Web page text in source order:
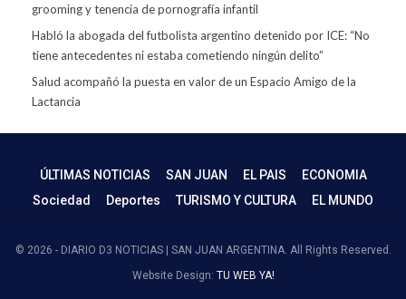
grooming y tenencia de pornografía infantil
Habló la abogada del futbolista argentino detenido por ICE: “No
tiene antecedentes ni estaba cometiendo ningún delito”
Salud acompañó la puesta en valor de un Espacio Amigo de la
Lactancia
ÚLTIMAS NOTICIAS SAN JUAN EL PAIS
ECONOMIA
Sociedad
Deportes TURISMO Y CULTURA EL MUNDO
© 2026 - DIARIO D3 NOTICIAS | SAN JUAN ARGENTINA. All Rights Reserved.
Website Design: TU WEB YA!